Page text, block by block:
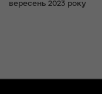
вересень 2023 року